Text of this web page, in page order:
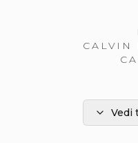
CALVIN
Vedi